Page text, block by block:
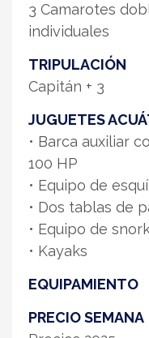
3 Camarotes
individuales
TRIPULACIÓN
Capitán + 3
JUGUETES
• Barca auxiliar
100 HP
• Equipo de
• Dos tablas de
• Equipo de
• Kayaks
EQUIPAMIENTO
PRECIO SEMANA